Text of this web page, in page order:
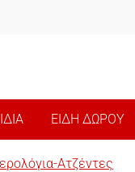
ΕΙΔΗ ΔΩΡΟΥ
Ατζέντες